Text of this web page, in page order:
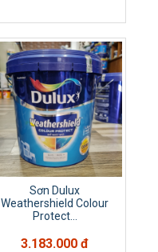
Sơn Dulux
Weathershield Colour
Protect...
3.183.000 đ